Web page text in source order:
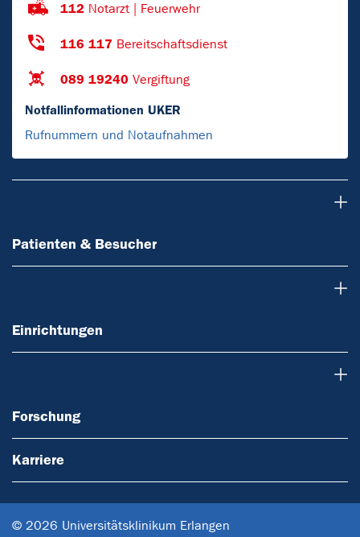
112 Notarzt | Feuerwehr
116 117 Bereitschaftsdienst
089 19240 Vergiftung
Notfallinformationen UKER
Rufnummern und Notaufnahmen
Patienten & Besucher
Einrichtungen
Forschung
Karriere
© 2026 Universitätsklinikum Erlangen